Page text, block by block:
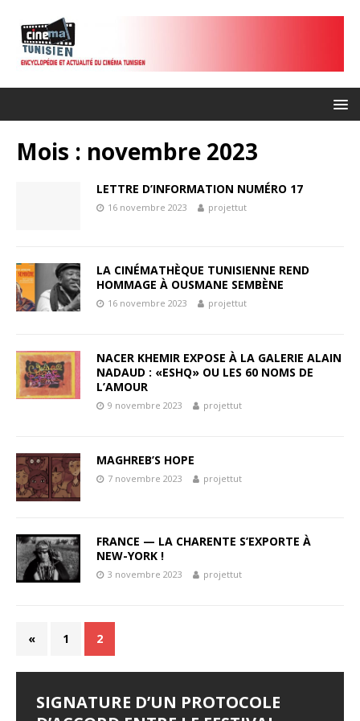
Mois : novembre 2023
LETTRE D’INFORMATION NUMÉRO 17
16 novembre 2023 projettut
LA CINÉMATHÈQUE TUNISIENNE REND
HOMMAGE À OUSMANE SEMBÈNE
16 novembre 2023 projettut
NACER KHEMIR EXPOSE À LA GALERIE ALAIN
NADAUD : «ESHQ» OU LES 60 NOMS DE
L’AMOUR
9 novembre 2023 projettut
MAGHREB’S HOPE
7 novembre 2023 projettut
FRANCE — LA CHARENTE S’EXPORTE À
NEW-YORK !
3 novembre 2023 projettut
« 1 2
SIGNATURE D’UN PROTOCOLE
FESTIVAL D’AMMAN 2026 : EYA
LES JOURNÉES
LE SYNDROME DE DJAMILA
JALILA BORHANE